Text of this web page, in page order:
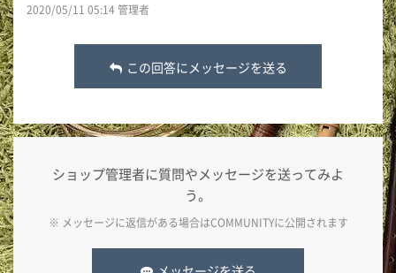
2020/05/11 05:14 管理者
この回答にメッセージを送る
ショップ管理者に質問やメッセージを送ってみよ
う。
※ メッセージに返信がある場合はCOMMUNITYに公開されます